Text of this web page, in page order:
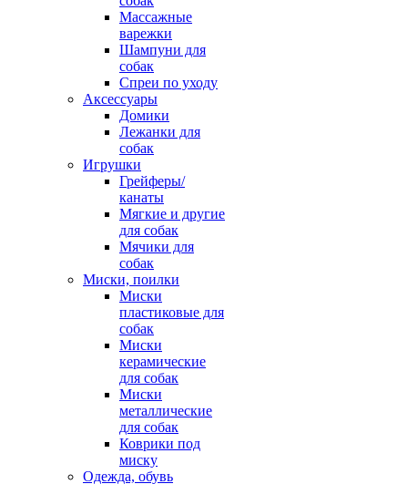
Массажные
варежки
Шампуни для
собак
Спреи по уходу
Аксессуары
Домики
Лежанки для
собак
Игрушки
Грейферы/
канаты
Мягкие и другие
для собак
Мячики для
собак
Миски, поилки
Миски
пластиковые для
собак
Миски
керамические
для собак
Миски
металлические
для собак
Коврики под
миску
Одежда, обувь